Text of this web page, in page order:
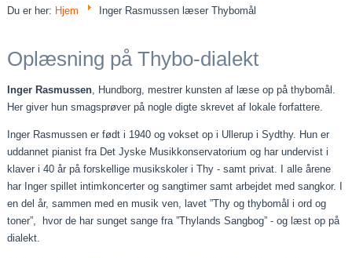
Du er her: Hjem Inger Rasmussen læser Thybomål
Oplæsning på Thybo-dialekt
Inger Rasmussen , Hundborg, mestrer kunsten af læse op på thybomål.
Her giver hun smagsprøver på nogle digte skrevet af lokale forfattere.
Inger Rasmussen er født i 1940 og vokset op i Ullerup i Sydthy. Hun er
uddannet pianist fra Det Jyske Musikkonservatorium og har undervist i
klaver i 40 år på forskellige musikskoler i Thy - samt privat. I alle årene
har Inger spillet intimkoncerter og sangtimer samt arbejdet med sangkor. I
en del år, sammen med en musik ven, lavet ”Thy og thybomål i ord og
toner”, hvor de har sunget sange fra ”Thylands Sangbog” - og læst op på
dialekt.